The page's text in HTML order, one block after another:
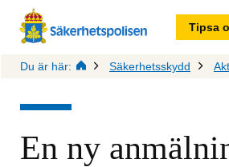
Tipsa
Du är här: Säkerhetsskydd
En ny